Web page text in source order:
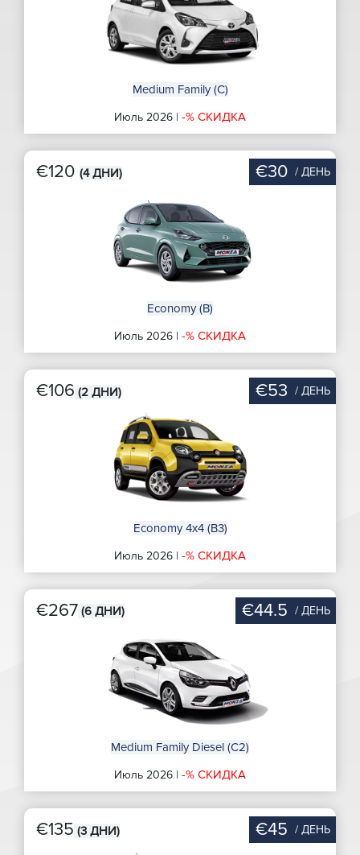
Medium Family (C)
Июль 2026 | -% СКИДКА
€120 (4 ДНИ) €30 / ДЕНЬ
Economy (B)
Июль 2026 | -% СКИДКА
€106 (2 ДНИ) €53 / ДЕНЬ
Economy 4x4 (B3)
Июль 2026 | -% СКИДКА
€267 (6 ДНИ) €44.5 / ДЕНЬ
Medium Family Diesel (C2)
Июль 2026 | -% СКИДКА
€135 (3 ДНИ) €45 / ДЕНЬ